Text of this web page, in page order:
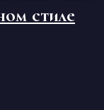
стиле